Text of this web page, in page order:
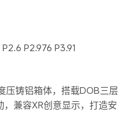
P2.976 P3.91
压铸铝箱体，搭载DOB三层
兼容XR创意显示，打造安